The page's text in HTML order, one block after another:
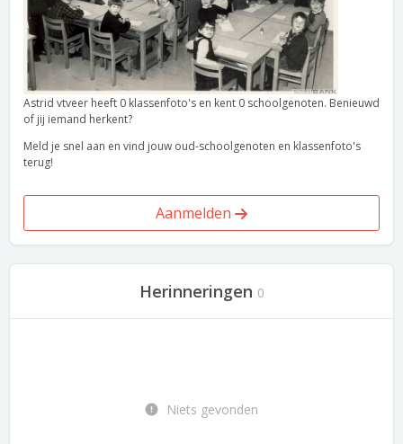
Astrid vtveer heeft 0 klassenfoto's en kent 0 schoolgenoten. Benieuwd
of jij iemand herkent?
Meld je snel aan en vind jouw oud-schoolgenoten en klassenfoto's
terug!
Aanmelden
Herinneringen 0
Niets gevonden